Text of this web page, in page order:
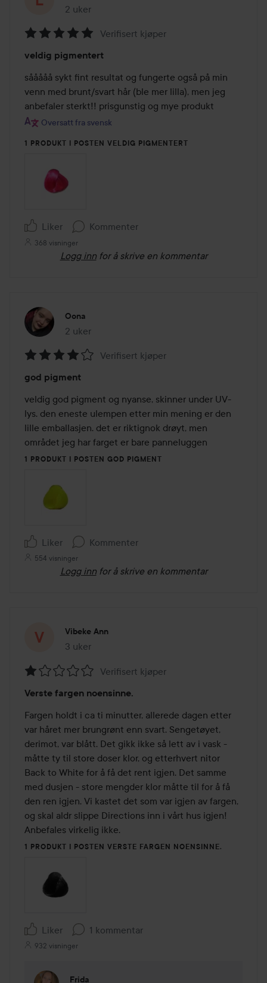
2 uker
Innlegget ble opprettet 2 uker
5
av
5
Verifisert kjøper
veldig pigmentert
sååååå sykt fint resultat og fungerte også på min
venn med brunt/svart hår (ble mer lilla), men jeg
anbefaler sterkt!! prisgunstig og mye produkt
Oversatt fra svensk
1 PRODUKT I POSTEN VELDIG PIGMENTERT
Liker Kommenter
368 visninger
Logg inn for å skrive en kommentar
Oona
2 uker
Innlegget ble opprettet 2 uker
4
av
5
Verifisert kjøper
god pigment
veldig god pigment og nyanse, skinner under UV-
lys. den eneste ulempen etter min mening er den
lille emballasjen. det er riktignok drøyt, men
området jeg har farget er bare panneluggen
1 PRODUKT I POSTEN GOD PIGMENT
Liker Kommenter
554 visninger
Logg inn for å skrive en kommentar
Vibeke Ann
3 uker
Innlegget ble opprettet 3 uker
1
av
5
Verifisert kjøper
Verste fargen noensinne.
Fargen holdt i ca ti minutter, allerede dagen etter
var håret mer brungrønt enn svart. Sengetøyet,
derimot, var blått. Det gikk ikke så lett av i vask -
måtte ty til store doser klor, og etterhvert nitor
Back to White for å få det rent igjen. Det samme
med dusjen - store mengder klor måtte til for å få
den ren igjen. Vi kastet det som var igjen av fargen,
og skal aldr slippe Directions inn i vårt hus igjen!
Anbefales virkelig ikke.
1 PRODUKT I POSTEN VERSTE FARGEN NOENSINNE.
Liker 1 kommentar
932 visninger
Frida